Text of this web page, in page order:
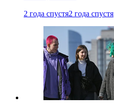
2 года спустя2 года спустя